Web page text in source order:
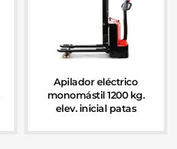
Apilador eléctrico
monomástil 1200 kg.
elev. inicial patas